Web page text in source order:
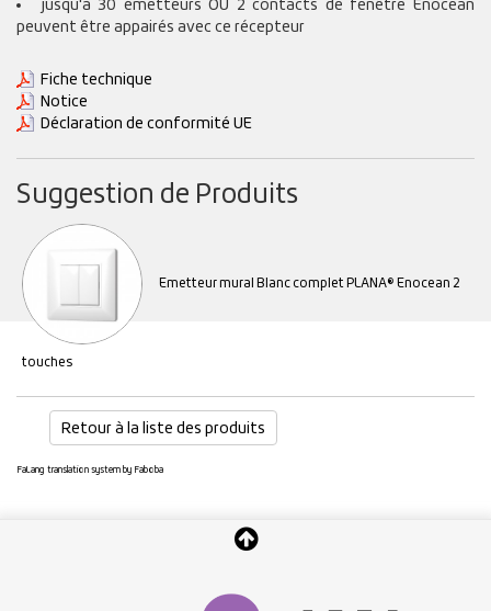
jusqu'à 30 émetteurs OU 2 contacts de fenêtre Enocean
peuvent être appairés avec ce récepteur
Fiche technique
Notice
Déclaration de conformité UE
Suggestion de Produits
Emetteur mural Blanc complet PLANA® Enocean 2
touches
Retour à la liste des produits
FaLang translation system by Faboba